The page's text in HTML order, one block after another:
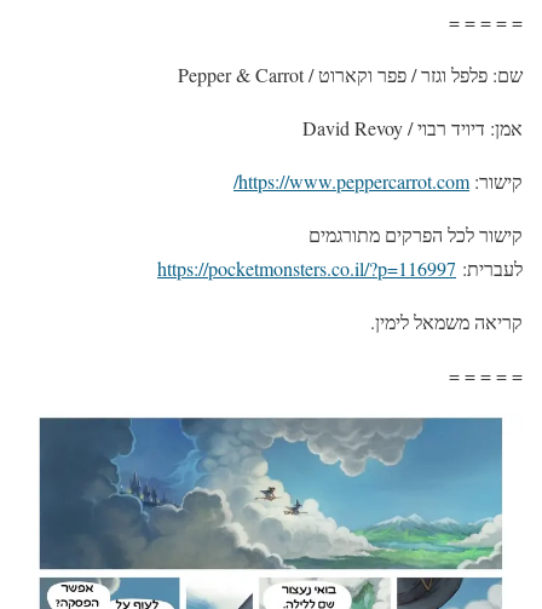
= = = = =
שם: פלפל וגזר / פפר וקארוט / Pepper & Carrot
אמן: דיויד רבוי / David Revoy
קישור: https://www.peppercarrot.com/
קישור לכל הפרקים מתורגמים
לעברית: https://pocketmonsters.co.il/?p=116997
קריאה משמאל לימין.
= = = = =